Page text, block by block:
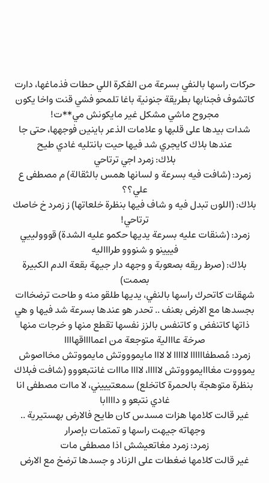
حركات راسها بالنفي بسرعة من الفكرة اللي حطات فذماغها، دارت
كاتشوف فجنابها بطريقة جنونية باغا تلمحو فشي قنت واخا يكون
مجروح ماشي مشكل غير مايكونش مي**ت!
شدات بيدها على قلبها و علامات الذعر باينين فوجهها، حتى جا
عندها بلاك كايجري شد فيها حيت بانتليه غادي طيح
بلاك: زمرد اجي ترتاحي
زمرد: (شافت فيه بسرعة و لسانها همس بالثقالة) م مصطفى ع
علي؟؟
بلاك: (اللون تبدل فيه و شاف فيها بنظرة خلعاتها) ز زمرد خ خاصك
ترتاحي!
زمرد: (شنقات عليه بسرعة يديها حكمو عليه الشدة) قووولييي
فييينو و شنووو طراااليه
بلاك: (صرط ريقه بصعوبة و وجهه دار جيهة بقعة الدم الكبيرة
بصمت)
شهقات كاتحرك راسها بالنفي، يديها طلقو منه و طاحت ترضخاات
بجسدها مع الارض بعنف .. تحدر هو عندها بسرعة شد فيها و هي
ذاتها كاتنفض و كاتنفس بالزز نفسها تقطع منها و خرجات منها
صرخة عااالية متوجعة من اعمااااقهاااا
زمرد: مُصطفاااااا لااااا لا لااا مايموووتش مايمووتش مخااصوش
يموووت مغااايموووتش لااااا، لاااا مااات غانتبعووو (شافت فبلاك
بنظرة متوهجة بالحمرة كاتخلع) سمعتيييني، لا ماات مصطفى انا
غادي نتبعو و داااابا
غير قالت كلامها هزات مسدس كان طايح فالارض بهستيرية ..
وجهاته جيهت راسها و تمتمات بإصرار
زمرد: زمرد مغاتعيشش اذا مصطفى مات
غير قالت كلامها ضغطات على الزناد و جسدها ترضخ مع الارض